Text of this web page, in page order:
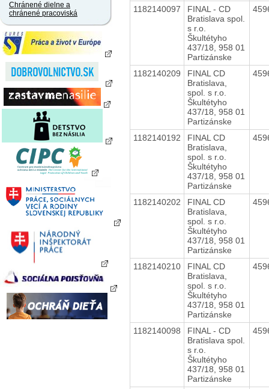
Chránené dielne a
chránené pracoviská
1182140097
FINAL - CD
Bratislava spol.
s r.o.
Škultétyho
437/18, 958 01
Partizánske
1182140209
FINAL CD
Bratislava,
spol. s r.o.
Škultétyho
437/18, 958 01
Partizánske
1182140192
FINAL CD
Bratislava,
spol. s r.o.
Škultétyho
437/18, 958 01
Partizánske
1182140202
FINAL CD
Bratislava,
spol. s r.o.
Škultétyho
437/18, 958 01
Partizánske
1182140210
FINAL CD
Bratislava,
spol. s r.o.
Škultétyho
437/18, 958 01
Partizánske
1182140098
FINAL - CD
Bratislava spol.
s r.o.
Škultétyho
437/18, 958 01
Partizánske